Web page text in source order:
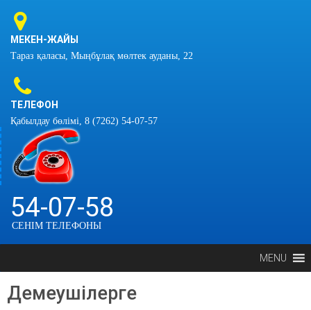
МЕКЕН-ЖАЙЫ
Тараз қаласы, Мыңбұлақ мөлтек ауданы, 22
ТЕЛЕФОН
Қабылдау бөлімі, 8 (7262) 54-07-57
54-07-58
СЕНІМ ТЕЛЕФОНЫ
MENU
Демеушілерге